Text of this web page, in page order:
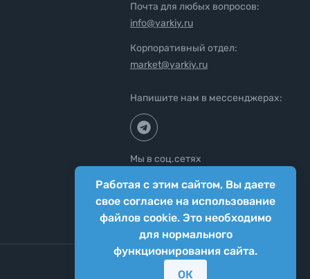
Работая с этим сайтом, Вы даете
свое согласие на использование
файлов cookie. Это необходимо
для нормального
функционирования сайта.
ОК
Почта для любых вопросов:
info@yarkiy.ru
Корпоративный отдел:
market@yarkiy.ru
Напишите нам в мессенджерах:
Мы в соц.сетях